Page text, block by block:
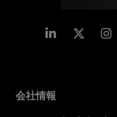
Linkedin
会社情報